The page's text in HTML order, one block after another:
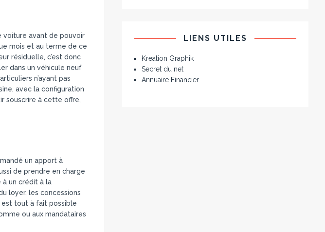
voiture avant de pouvoir
mois et au terme de ce
résiduelle, c’est donc
dans un véhicule neuf
n’ayant pas
avec la configuration
souscrire à cette offre,
un apport à
de prendre en charge
un crédit à la
loyer, les concessions
est tout à fait possible
ou aux mandataires
LIENS UTILES
Kreation Graphik
Secret du net
Annuaire Financier